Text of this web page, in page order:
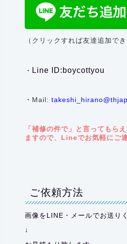
（クリックすれば友達追加で
・ Line ID:boycottyou
・ Mail:
「補修の件で」と言ってもら
ますので、Lineでお気軽にご
ご依頼方法
画像をLINE・メールでお送り
↓